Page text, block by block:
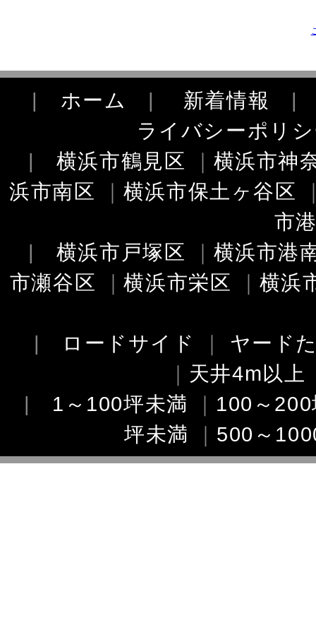
| ホーム | 新着情報
ライバシーポリ
| 横浜市鶴見区 ｜ 横浜市神
浜市南区 ｜ 横浜市保土ヶ谷区
市
| 横浜市戸塚区 ｜ 横浜市港
市瀬谷区 ｜横浜市栄区 ｜ 横浜
| ロードサイド ｜ ヤード
｜ 天井4m以上
| 1～100坪未満 ｜ 100～
坪未満 ｜ 500～